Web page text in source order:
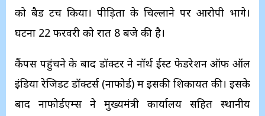
को बैड टच किया। पीड़िता के चिल्लाने पर आरोपी भागे।
घटना 22 फरवरी को रात 8 बजे की है।
कैंपस पहुंचने के बाद डॉक्टर ने नॉर्थ ईस्ट फेडरेशन ऑफ ऑल
इंडिया रेजिडेंट डॉक्टर्स (नाफोर्ड) में इसकी शिकायत की। इसके
बाद नाफोर्डएम्स ने मुख्यमंत्री कार्यालय सहित स्थानीय